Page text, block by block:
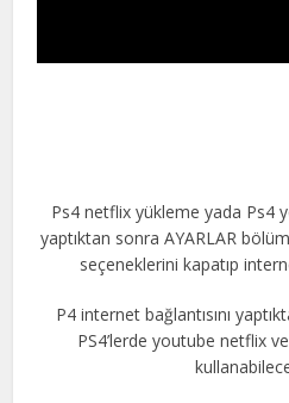
Ps4 netflix yükleme yada Ps4
yaptıktan sonra AYARLAR
seçeneklerini kapatıp
P4 internet bağlantısını
PS4’lerde youtube netflix